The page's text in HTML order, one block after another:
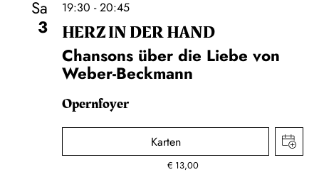
Sa
3
19:30 - 20:45
HERZ IN DER HAND
Chansons über die Liebe von
Weber-Beckmann
Opernfoyer
Karten
€ 13,00